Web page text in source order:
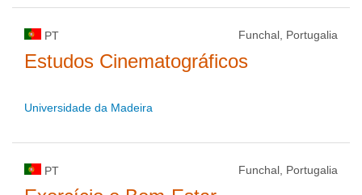
PT Funchal, Portugalia
Estudos Cinematográficos
Universidade da Madeira
PT Funchal, Portugalia